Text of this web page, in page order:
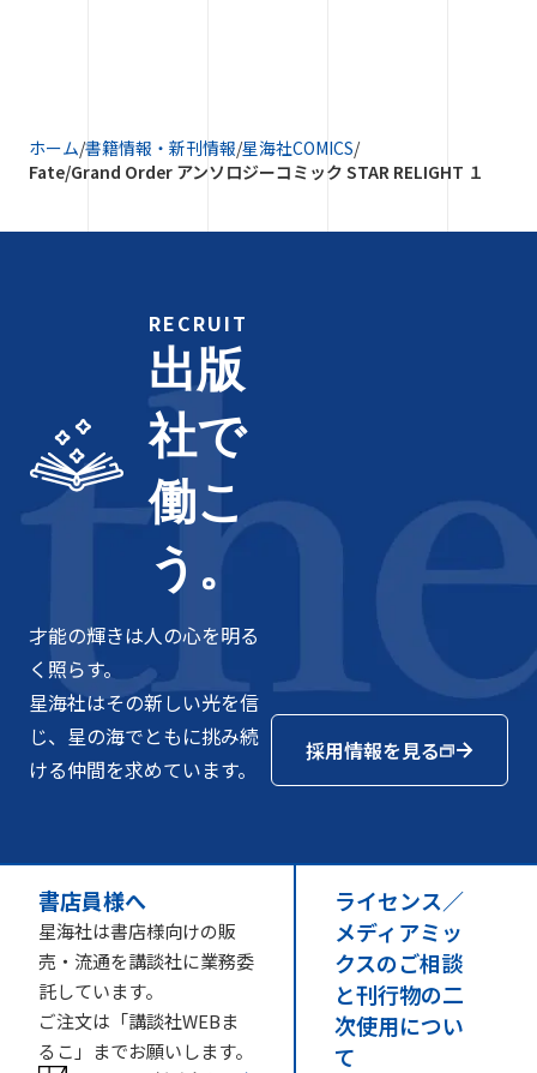
ホーム/書籍情報・新刊情報/星海社COMICS/
Fate/Grand Order アンソロジーコミック STAR RELIGHT １
RECRUIT
出版
社で
働こ
う。
才能の輝きは人の心を明る
く照らす。
星海社はその新しい光を信
じ、星の海でともに挑み続
ける仲間を求めています。
採用情報を見る
書店員様へ
星海社は書店様向けの販
売・流通を講談社に業務委
託しています。
ご注文は「講談社WEBま
るこ」までお願いします。
ライセンス／
メディアミッ
クスのご相談
と刊行物の二
次使用につい
て